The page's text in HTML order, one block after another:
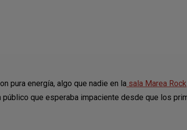
pura energía, algo que nadie en la sala Marea Rock
que esperaba impaciente desde que los